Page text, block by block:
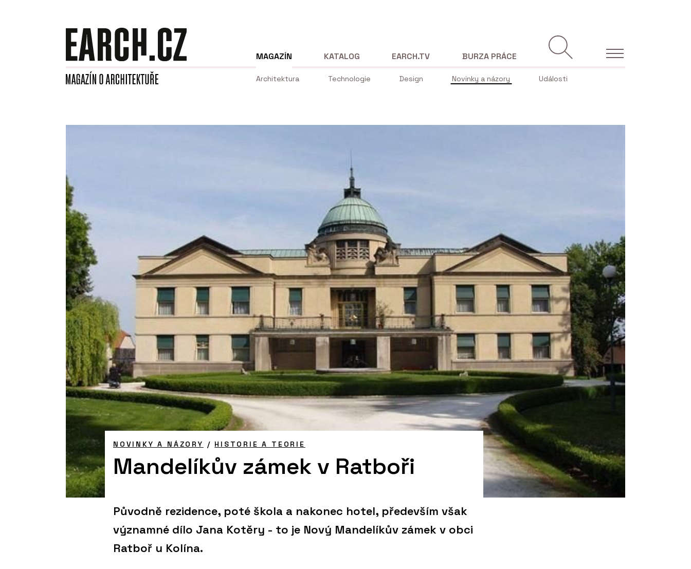
MAGAZÍN
Architektura Technologie Design Novinky a názory Události
KATALOG EARCH.TV BURZA PRÁCE
NOVINKY A NÁZORY / HISTORIE A TEORIE
Mandelíkův zámek v Ratboři
Původně rezidence, poté škola a nakonec hotel, především však
významné dílo Jana Kotěry - to je Nový Mandelíkův zámek v obci
Ratboř u Kolína.